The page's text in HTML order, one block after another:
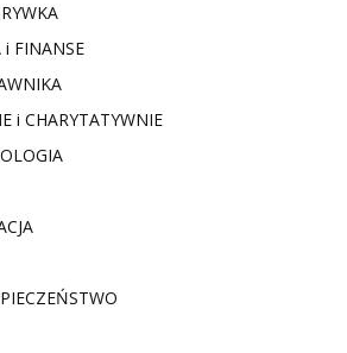
i FINANSE
i CHARYTATYWNIE